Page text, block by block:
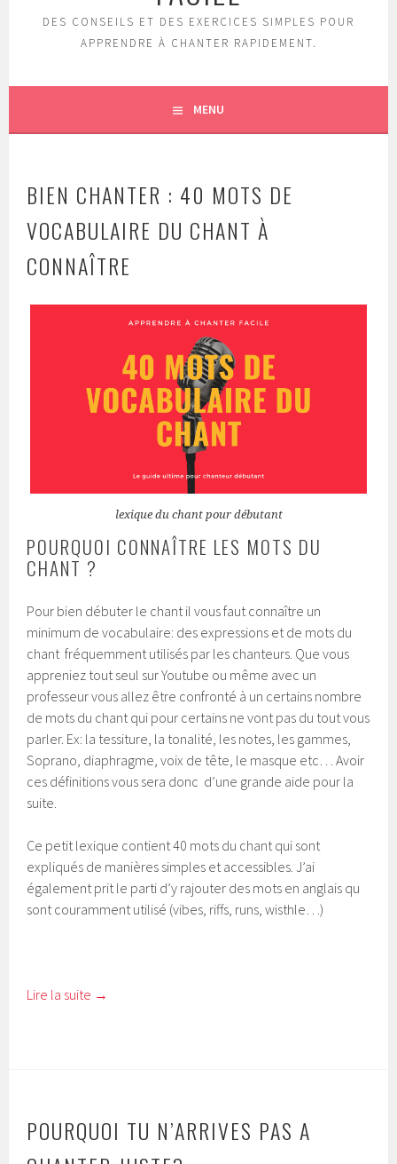
DES CONSEILS ET DES EXERCICES SIMPLES POUR
APPRENDRE À CHANTER RAPIDEMENT.
MENU
BIEN CHANTER : 40 MOTS DE
VOCABULAIRE DU CHANT À
CONNAÎTRE
lexique du chant pour débutant
POURQUOI CONNAÎTRE LES MOTS DU
CHANT ?
Pour bien débuter le chant il vous faut connaître un
minimum de vocabulaire: des expressions et de mots du
chant fréquemment utilisés par les chanteurs. Que vous
appreniez tout seul sur Youtube ou même avec un
professeur vous allez être confronté à un certains nombre
de mots du chant qui pour certains ne vont pas du tout vous
parler. Ex: la tessiture, la tonalité, les notes, les gammes,
Soprano, diaphragme, voix de tête, le masque etc… Avoir
ces définitions vous sera donc d’une grande aide pour la
suite.
Ce petit lexique contient 40 mots du chant qui sont
expliqués de manières simples et accessibles. J’ai
également prit le parti d’y rajouter des mots en anglais qu
sont couramment utilisé (vibes, riffs, runs, wisthle…)
Lire la suite →
POURQUOI TU N’ARRIVES PAS A